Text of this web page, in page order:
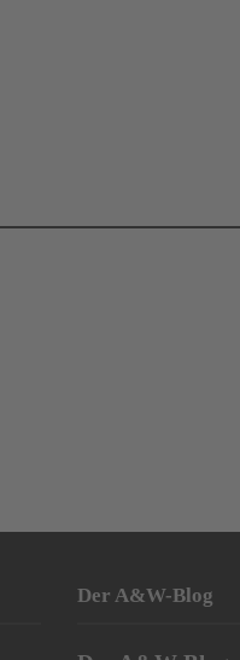
Der A&W-Blog